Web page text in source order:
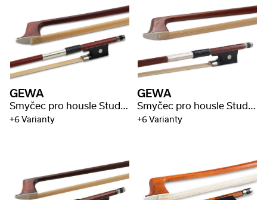
GEWA
Smyčec pro housle Student
+6 Varianty
GEWA
Smyčec pro housle Student
+6 Varianty